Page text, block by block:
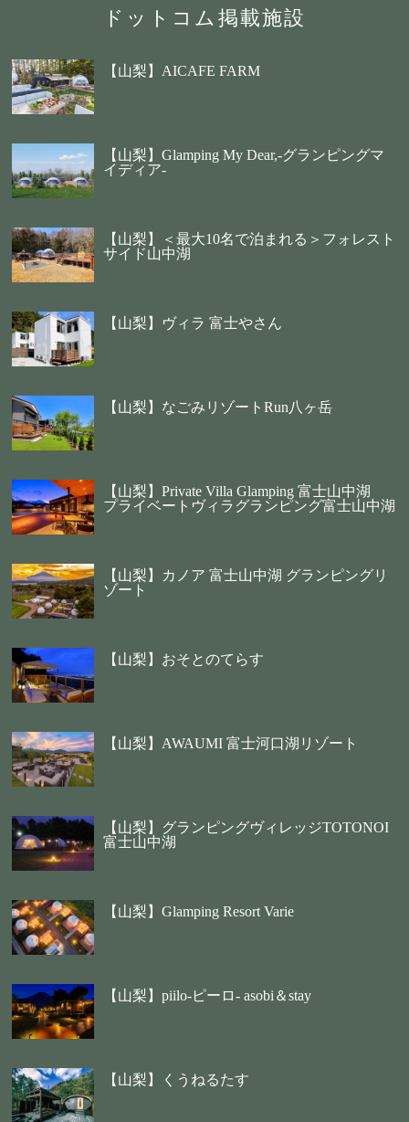
ドットコム掲載施設
【山梨】AICAFE FARM
【山梨】Glamping My Dear,-グランピングマ
イディア-
【山梨】＜最大10名で泊まれる＞フォレスト
サイド山中湖
【山梨】ヴィラ 富士やさん
【山梨】なごみリゾートRun八ヶ岳
【山梨】Private Villa Glamping 富士山中湖
プライベートヴィラグランピング富士山中湖
【山梨】カノア 富士山中湖 グランピングリ
ゾート
【山梨】おそとのてらす
【山梨】AWAUMI 富士河口湖リゾート
【山梨】グランピングヴィレッジTOTONOI
富士山中湖
【山梨】Glamping Resort Varie
【山梨】piilo-ピーロ- asobi＆stay
【山梨】くうねるたす